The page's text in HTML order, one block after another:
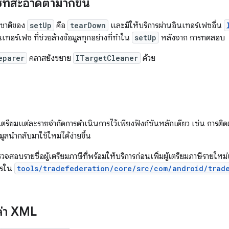
สะอาดตามากขึ้น
าติของ setUp คือ tearDown และมีให้บริการผ่านอินเทอร์เฟซอื่น
ทอร์เฟซ ที่ช่วยล้างข้อมูลทุกอย่างที่ทำใน setUp หลังจาก การทดสอบ
คลาสยังขยาย ITargetCleaner ด้วย
รียมแต่ละรายจำกัดการดำเนินการไว้เพียงฟังก์ชันหลักเดียว เช่น การติ
ลนำกลับมาใช้ใหม่ได้ง่ายขึ้น
จสอบรายชื่อผู้เตรียมภาษีที่พร้อมให้บริการก่อนเพิ่มผู้เตรียมภาษีรายใหม่
ใน tools/tradefederation/core/src/com/android/
XML